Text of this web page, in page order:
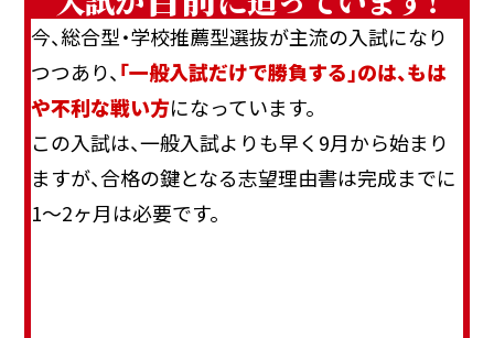
今、総合型・学校推薦型選抜が主流の入試になり
つつあり、 「一般入試だけで勝負する」のは、もは
や不利な戦い方になっています。
この入試は、一般入試よりも早く9月から始まり
ますが、合格の鍵となる志望理由書は完成までに
1〜2ヶ月は必要です。